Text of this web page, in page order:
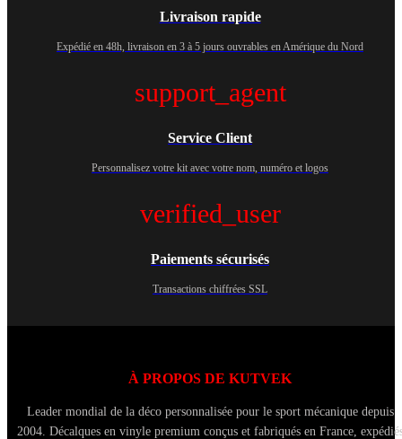
Livraison rapide
Expédié en 48h, livraison en 3 à 5 jours ouvrables en Amérique du Nord
support_agent
Service Client
Personnalisez votre kit avec votre nom, numéro et logos
verified_user
Paiements sécurisés
Transactions chiffrées SSL
À PROPOS DE KUTVEK
Leader mondial de la déco personnalisée pour le sport mécanique depuis
2004. Décalques en vinyle premium conçus et fabriqués en France,